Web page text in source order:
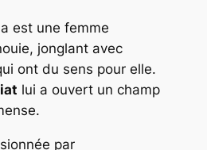
est une femme
jonglant avec
ont du sens pour elle.
lui a ouvert un champ
par